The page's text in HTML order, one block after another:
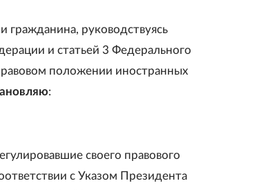
гражданина, руководствуясь
и статьей 3 Федерального
положении иностранных
:
своего правового
с Указом Президента